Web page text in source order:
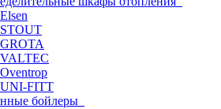
Elsen
STOUT
GROTA
VALTEC
Oventrop
UNI-FITT
бойлеры